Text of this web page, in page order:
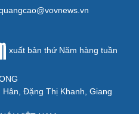
xuất bản thứ Năm hàng tuần
Đặng Thị Khanh, Giang